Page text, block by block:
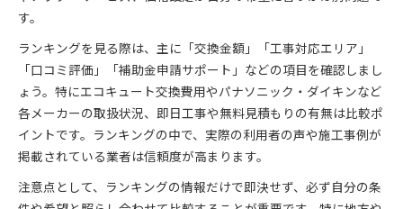
す。
ランキングを見る際は、主に「交換金額」「工事対応エリア」
「口コミ評価」「補助金申請サポート」などの項目を確認しまし
ょう。特にエコキュート交換費用やパナソニック・ダイキンなど
各メーカーの取扱状況、即日工事や無料見積もりの有無は比較ポ
イントです。ランキングの中で、実際の利用者の声や施工事例が
掲載されている業者は信頼度が高まります。
注意点として、ランキングの情報だけで即決せず、必ず自分の条